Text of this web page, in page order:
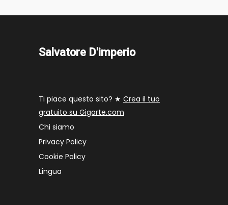
Salvatore D'imperio
Ti piace questo sito? ★ Crea il tuo
gratuito su Gigarte.com
Chi siamo
Privacy Policy
Cookie Policy
Lingua